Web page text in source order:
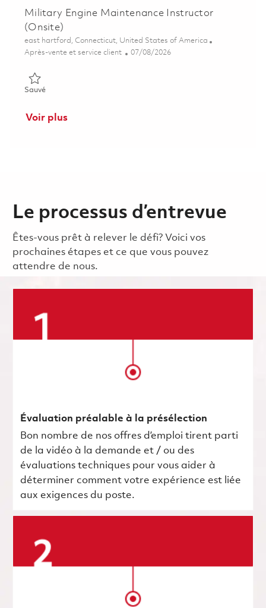
Military Engine Maintenance Instructor
(Onsite)
Emplacement
east hartford, Connecticut, United States of America
Catégorie
Après-vente et service client Posted Date
07/08/2026
SauvéSauvé Military Engine Maintenance Instructor (Onsite)
Voir plus
Le processus d’entrevue
Êtes-vous prêt à relever le défi? Voici vos
prochaines étapes et ce que vous pouvez
attendre de nous.
Évaluation préalable à la présélection
Bon nombre de nos offres d’emploi tirent parti
de la vidéo à la demande et / ou des
évaluations techniques pour vous aider à
déterminer comment votre expérience est liée
aux exigences du poste.